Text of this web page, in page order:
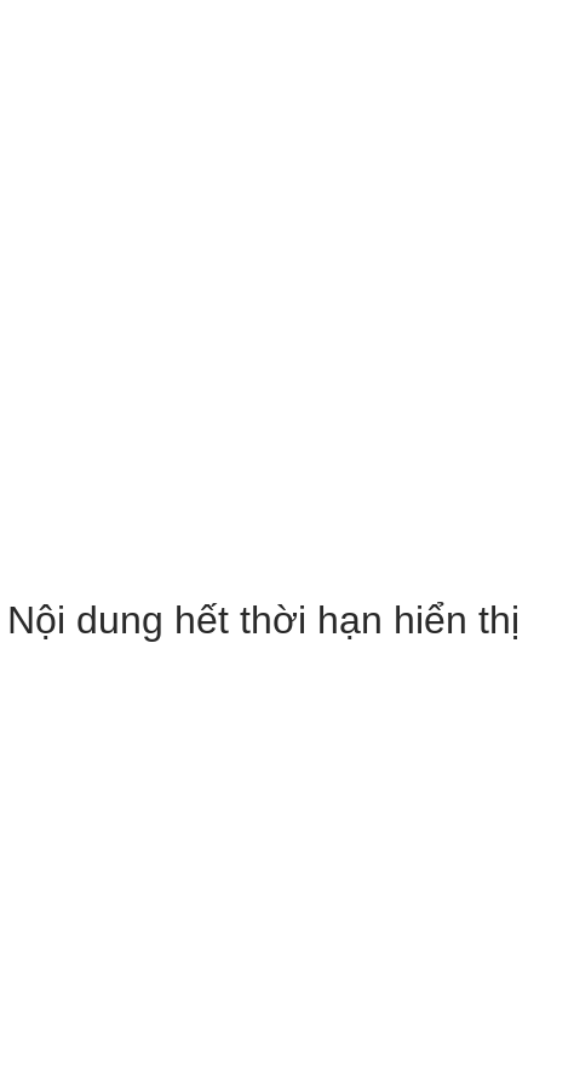
Nội dung hết thời hạn hiển thị